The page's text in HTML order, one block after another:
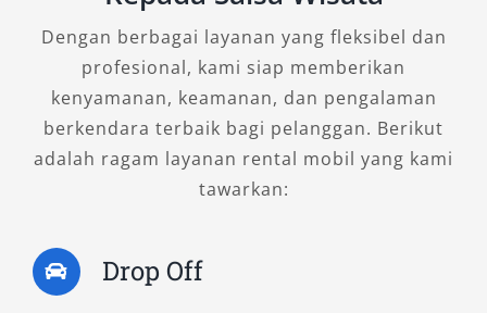
elegan dengan performa tangguh di jalan raya,
tipe ini adalah jawabannya.
3. Pajero Dakar Ultimate AT 4×2
Sebagai varian paling lengkap di kelas 4×2, tipe
ini memberikan kenyamanan kelas premium
mutakhir. Cocok untuk perjalanan jarak jauh
bersama keluarga, wisata, maupun acara
Dengan berbagai layanan yang fleksibel dan
profesional, kami siap memberikan
kenyamanan, keamanan, dan pengalaman
berkendara terbaik bagi pelanggan. Berikut
adalah ragam layanan rental mobil yang kami
tawarkan:
Drop Off